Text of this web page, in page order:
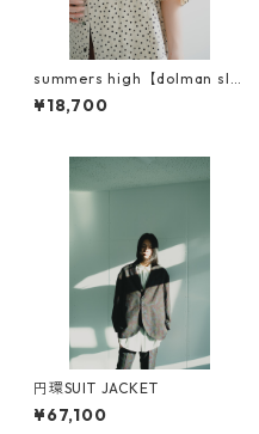
summers high【dolman sle
eve Survive shirt】
¥18,700
円環SUIT JACKET
¥67,100